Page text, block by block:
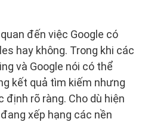
đến việc Google có
hay không. Trong khi các
và Google nói có thể
kết quả tìm kiếm nhưng
rõ ràng. Cho dù hiện
xếp hạng các nền